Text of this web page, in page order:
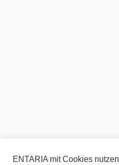
ENTARIA mit Cookies nutzen